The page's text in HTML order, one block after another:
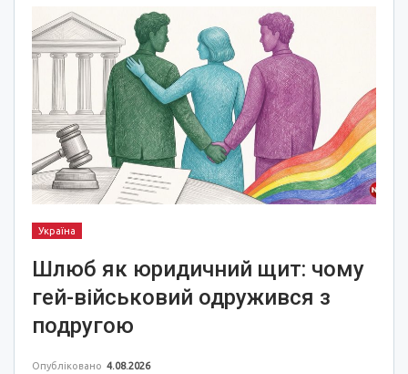
Україна
Шлюб як юридичний щит: чому
гей-військовий одружився з
подругою
Опубліковано 4.08.2026